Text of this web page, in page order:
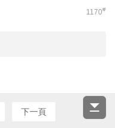
1170#
下一頁